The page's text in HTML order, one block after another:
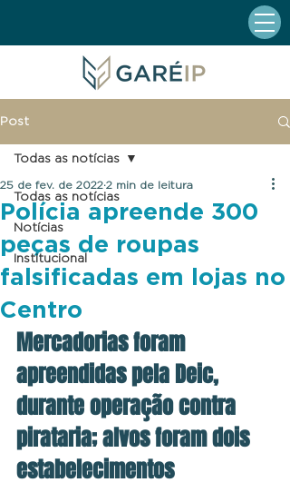
Post
Todas as notícias
Notícias
Institucional
Todas as notícias
Polícia apreende 300
peças de roupas
falsificadas em lojas no
Centro
25 de fev. de 2022 2 min de leitura
Mercadorias foram
apreendidas pela Deic,
durante operação contra
pirataria; alvos foram dois
estabelecimentos